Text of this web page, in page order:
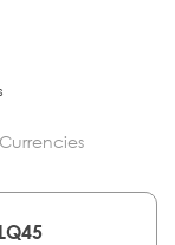
Currencies
LQ45